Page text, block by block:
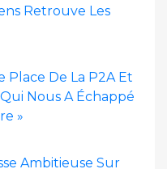
Retrouve Les
Place De La P2A Et
Nous A Échappé
»
Ambitieuse Sur